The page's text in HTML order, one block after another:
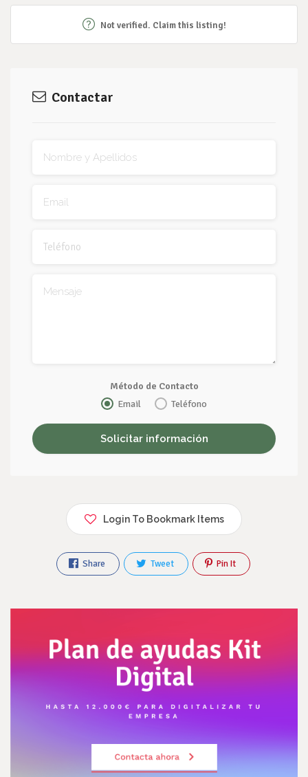
Not verified. Claim this listing!
Contactar
Método de Contacto
Email
Teléfono
Login To Bookmark Items
Share Tweet Pin It